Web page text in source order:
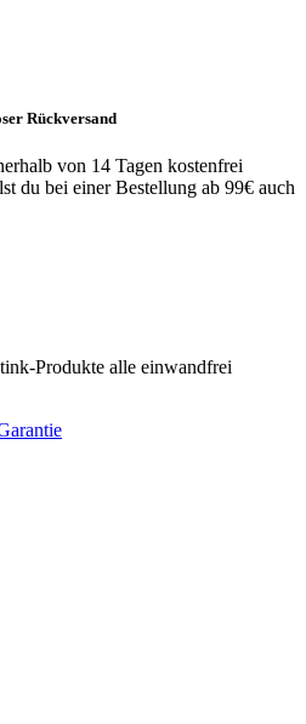
Rückversand
von 14 Tagen kostenfrei
du bei einer Bestellung ab 99€ auch
Produkte alle einwandfrei